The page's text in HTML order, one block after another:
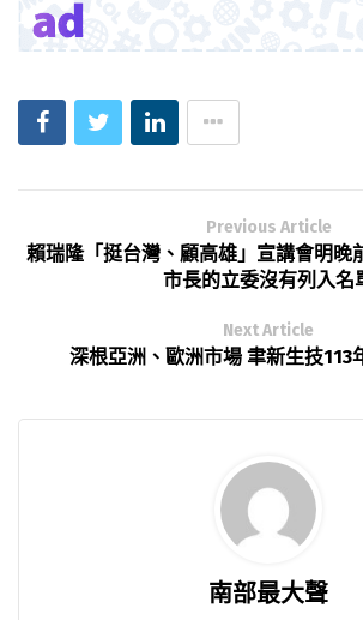
Previous Article
賴瑞隆「挺台灣、顧高雄」宣講會明晚
市長的立委沒有列入名
Next Article
深根亞洲、歐洲市場 聿新生技113
南部最大聲